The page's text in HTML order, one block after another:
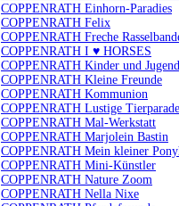
COPPENRATH Einhorn-Paradies
COPPENRATH Felix
COPPENRATH Freche
COPPENRATH I ♥ HORSES
COPPENRATH Kinder und
COPPENRATH Kleine Freunde
COPPENRATH Kommunion
COPPENRATH Lustige Tierparade
COPPENRATH Mal-Werkstatt
COPPENRATH Marjolein Bastin
COPPENRATH Mein kleiner
COPPENRATH Mini-Künstler
COPPENRATH Nature Zoom
COPPENRATH Nella Nixe